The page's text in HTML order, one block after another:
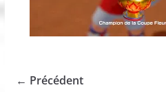
← Précédent